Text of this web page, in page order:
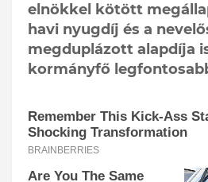
elnökkel kötött
havi nyugdíj és a
megduplázott alapdíja
kormányfő